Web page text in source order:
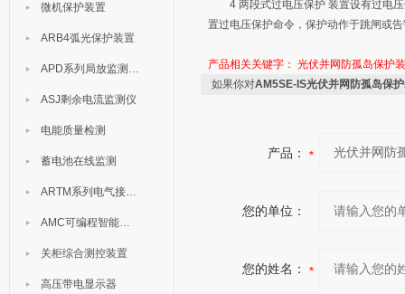
微机保护装置
ARB4弧光保护装置
APD系列局放监测装置
ASJ剩余电流监测仪
电能质量检测
蓄电池在线监测
ARTM系列电气接点测温装置
AMC可编程智能电测表
关柜综合测控装置
高压带电显示器
4 两段式过电压保护 装置设有过电压
置过电压保护命令，保护动作于跳闸或
产品相关关键字： 光伏并网防孤岛保护
如果你对AM5SE-IS光伏并网防孤岛保
产品：
您的单位：
您的姓名：